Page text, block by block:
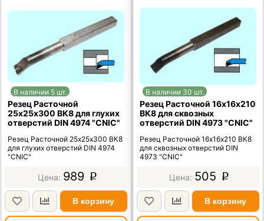
В наличии 5 шт.
Резец Расточной
25х25х300 ВК8 для глухих
отверстий DIN 4974 "CNIC"
Резец Расточной 25х25х300 ВК8
для глухих отверстий DIN 4974
"CNIC"
989 p
В корзину
В наличии 30 шт.
Резец Расточной 16х16х210
ВК8 для сквозных
отверстий DIN 4973 "CNIC"
Резец Расточной 16х16х210 ВК8
для сквозных отверстий DIN
4973 "CNIC"
505 p
В корзину